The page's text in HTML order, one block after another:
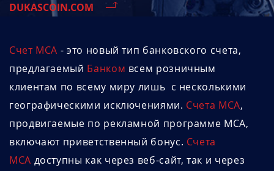
DUKASCOIN.COM
Счет MCA - это новый тип банковского счета,
предлагаемый Банком всем розничным
клиентам по всему миру лишь с несколькими
географическими исключениями. Счета MCA,
продвигаемые по рекламной программе MCA,
включают приветственный бонус. Счета
MCA доступны как через веб-сайт, так и через